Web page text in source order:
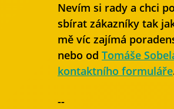
Nevím si rady a chci
sbírat zákazníky tak
mě víc zajímá
nebo od Tomáše
kontaktního formuláře
--